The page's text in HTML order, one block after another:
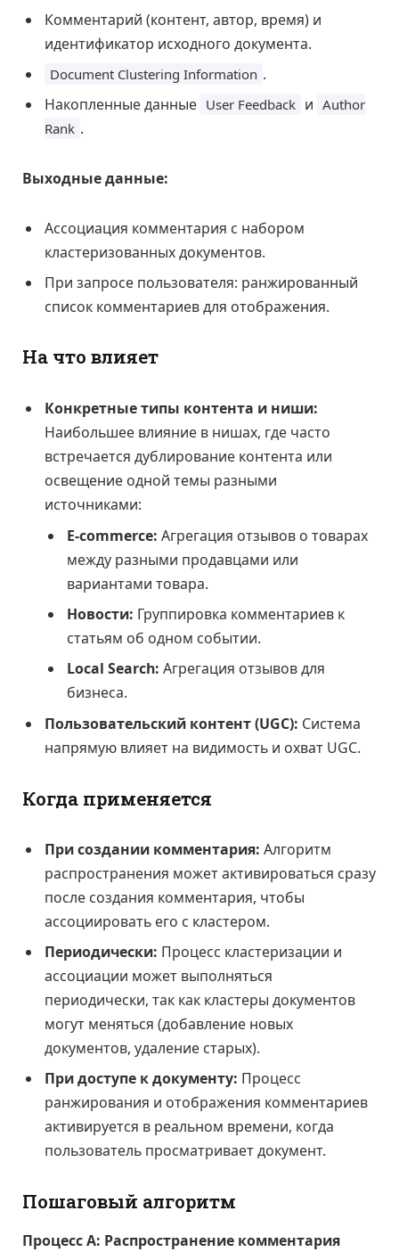
Комментарий (контент, автор, время) и
идентификатор исходного документа.
Document Clustering Information .
Накопленные данные User Feedback и Author
Rank .
Выходные данные:
Ассоциация комментария с набором
кластеризованных документов.
При запросе пользователя: ранжированный
список комментариев для отображения.
На что влияет
Конкретные типы контента и ниши:
Наибольшее влияние в нишах, где часто
встречается дублирование контента или
освещение одной темы разными
источниками:
E-commerce: Агрегация отзывов о товарах
между разными продавцами или
вариантами товара.
Новости: Группировка комментариев к
статьям об одном событии.
Local Search: Агрегация отзывов для
бизнеса.
Пользовательский контент (UGC): Система
напрямую влияет на видимость и охват UGC.
Когда применяется
При создании комментария: Алгоритм
распространения может активироваться сразу
после создания комментария, чтобы
ассоциировать его с кластером.
Периодически: Процесс кластеризации и
ассоциации может выполняться
периодически, так как кластеры документов
могут меняться (добавление новых
документов, удаление старых).
При доступе к документу: Процесс
ранжирования и отображения комментариев
активируется в реальном времени, когда
пользователь просматривает документ.
Пошаговый алгоритм
Процесс А: Распространение комментария